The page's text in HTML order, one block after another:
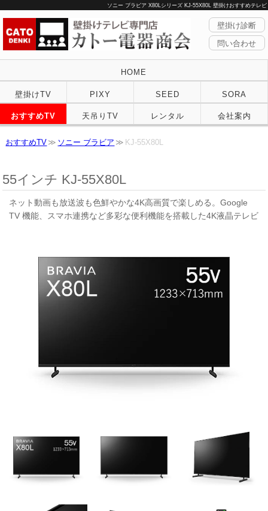
ソニー ブラビア X80Lシリーズ KJ-55X80L 壁掛けおすすめテレビ
壁掛け診断
問い合わせ
HOME
壁掛けTV PIXY SEED SORA
おすすめTV 天吊りTV レンタル 会社案内
おすすめTV ソニー ブラビア KJ-55X80L
55インチ KJ-55X80L
ネット動画も放送波も色鮮やかな4K高画質で楽しめる。Google
TV 機能、スマホ連携など多彩な便利機能を搭載した4K液晶テレビ